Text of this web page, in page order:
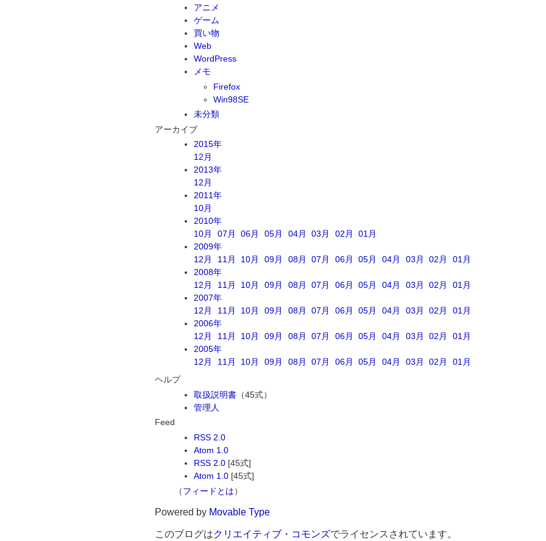
アニメ
ゲーム
買い物
Web
WordPress
メモ
Firefox
Win98SE
未分類
アーカイブ
2015年
12月
2013年
12月
2011年
10月
2010年
10月
07月 06月 05月 04月 03月 02月
01月
2009年
12月
11月 10月 09月 08月 07月 06月 05月 04月 03月 02月
01月
2008年
12月
11月 10月 09月 08月 07月 06月 05月 04月 03月 02月
01月
2007年
12月
11月 10月 09月 08月 07月 06月 05月 04月 03月 02月
01月
2006年
12月
11月 10月 09月 08月 07月 06月 05月 04月 03月 02月
01月
2005年
12月
11月 10月 09月 08月 07月 06月 05月 04月 03月 02月
01月
ヘルプ
取扱説明書 （45式）
管理人
Feed
RSS 2.0
Atom 1.0
RSS 2.0 [45式]
Atom 1.0 [45式]
（フィードとは）
Powered by Movable Type
このブログはクリエイティブ・コモンズでライセンスされています。